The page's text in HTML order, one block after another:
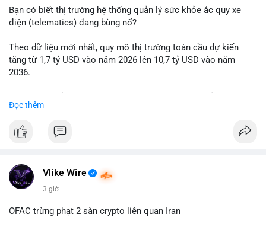
cung ngắn hạn. Nếu BTC vào ví nóng sàn, khả năng cao là
động thái chốt lời; ngược lại, nếu vào ví mới không hoạt động,
Lời khuyên: Nhà đầu tư nhỏ lẻ nên quan sát thêm 2-4 giờ sau
khi giao dịch được xác nhận, tránh hành động theo cảm xúc.
ưu tiên quản trị rủi ro trong giai đoạn biến động mạnh.
#btcmempool65k
Bạn có biết thị trường hệ thống quản lý sức khỏe ắc quy xe
điện (telematics) đang bùng nổ?
Theo dữ liệu mới nhất, quy mô thị trường toàn cầu dự kiến
tăng từ 1,7 tỷ USD vào năm 2026 lên 10,7 tỷ USD vào năm
2036.
hàng năm (CAGR) ấn tượng lên tới 20,2%.
Điều gì đang thúc đẩy sự tăng trưởng vượt bậc này? Hãy cùng
Đọc thêm
Vlike Wire
3 giờ
OFAC trừng phạt 2 sàn crypto liên quan Iran